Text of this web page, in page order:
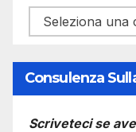
Categorie
Consulenza
Scriveteci se